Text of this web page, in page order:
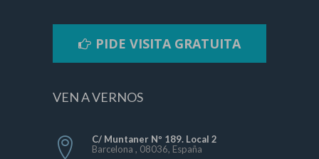
PIDE VISITA GRATUITA
VEN A VERNOS
C/ Muntaner Nº 189. Local 2
Barcelona , 08036, España